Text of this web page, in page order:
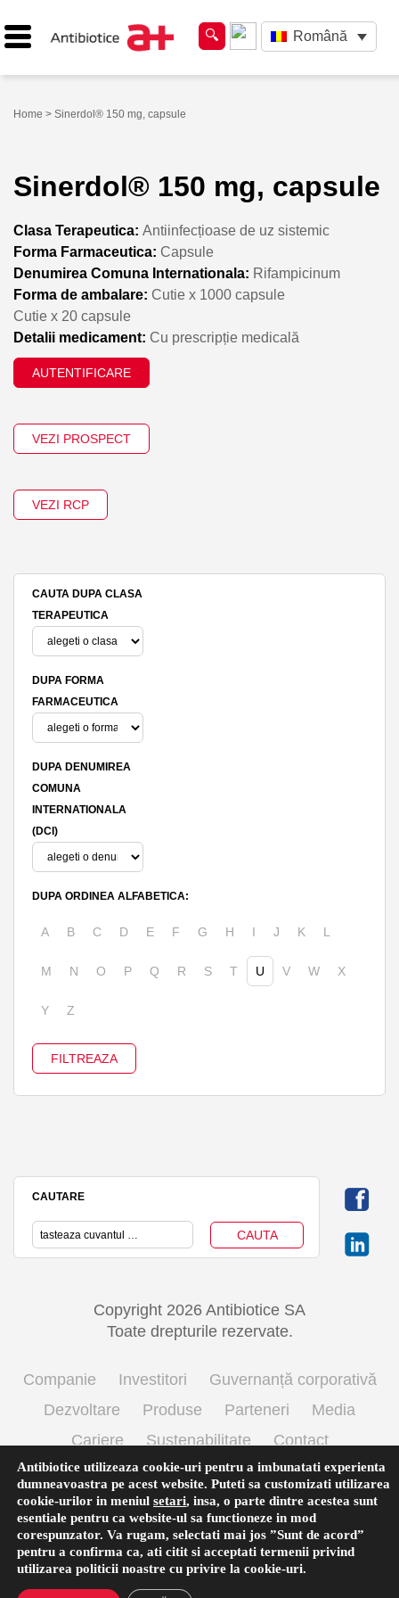
Română
Home > Sinerdol® 150 mg, capsule
Sinerdol® 150 mg, capsule
Clasa Terapeutica: Antiinfecțioase de uz sistemic
Forma Farmaceutica: Capsule
Denumirea Comuna Internationala: Rifampicinum
Forma de ambalare: Cutie x 1000 capsule
Cutie x 20 capsule
Detalii medicament: Cu prescripție medicală
AUTENTIFICARE
VEZI PROSPECT
VEZI RCP
CAUTA DUPA CLASA
TERAPEUTICA
DUPA FORMA
FARMACEUTICA
DUPA DENUMIREA
COMUNA
INTERNATIONALA
(DCI)
DUPA ORDINEA ALFABETICA:
A B C D E F G H I J K L
M N O P Q R S T U V W X
Y Z
CAUTARE
Copyright 2026 Antibiotice SA
Toate drepturile rezervate.
Companie Investitori
Guvernanță corporativă
Dezvoltare
Produse Parteneri
Media
Cariere
Sustenabilitate
Contact
Termeni si conditii de utilizare
Politica cookie
Prelucrarea datelor cu caracter personal
Antibiotice utilizeaza cookie-uri pentru a imbunatati experienta
dumneavoastra pe acest website. Puteti sa customizati utilizarea
cookie-urilor in meniul setari, insa, o parte dintre acestea sunt
esentiale pentru ca website-ul sa functioneze in mod
corespunzator. Va rugam, selectati mai jos ”Sunt de acord”
pentru a confirma ca, ati citit si acceptati termenii privind
utilizarea politicii noastre cu privire la cookie-uri.
Română